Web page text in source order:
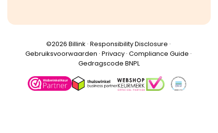
©️2026 Billink · Responsibility Disclosure ·
Gebruiksvoorwaarden · Privacy· Compliance Guide ·
Gedragscode BNPL